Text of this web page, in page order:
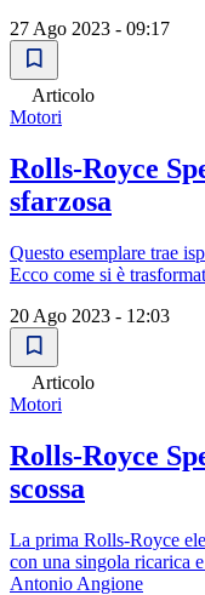
27 Ago 2023 - 09:17
Articolo
Motori
Rolls-Royce
sfarzosa
Questo esemplare trae
Ecco come si è
20 Ago 2023 - 12:03
Articolo
Motori
Rolls-Royce
scossa
La prima Rolls-Royce
con una singola ricarica
Antonio Angione